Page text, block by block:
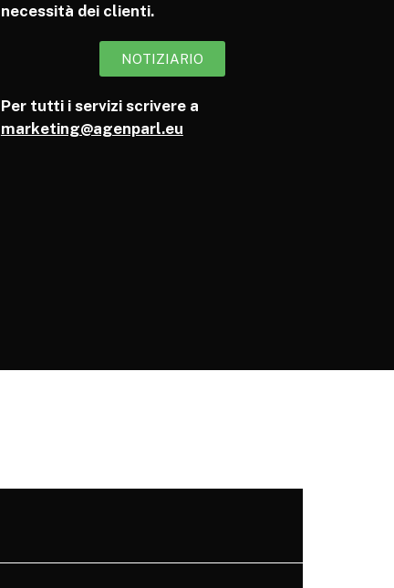
necessità dei clienti.
NOTIZIARIO
Per tutti i servizi scrivere a
marketing@agenparl.eu